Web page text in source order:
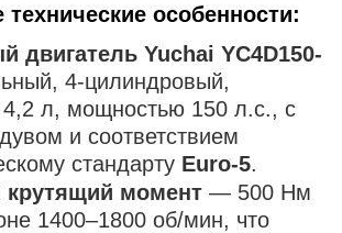
особенности:
двигатель Yuchai YC4D150-
4-цилиндровый,
л, мощностью 150 л.с., с
и соответствием
стандарту Euro-5.
крутящий момент — 500 Нм
1400–1800 об/мин, что